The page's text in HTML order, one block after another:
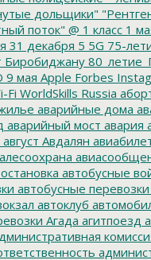
дольщики"
поток" @ 1 класс 1
31 декабря 5 5G 75-
Биробиджану
9 мая Apple Forbes
Fi WorldSkills Russia
аварийные дома
аварийный мост авария
август Авдалян
автобусные
автобусные перевозки
автоклуб
Агада агитпоезд